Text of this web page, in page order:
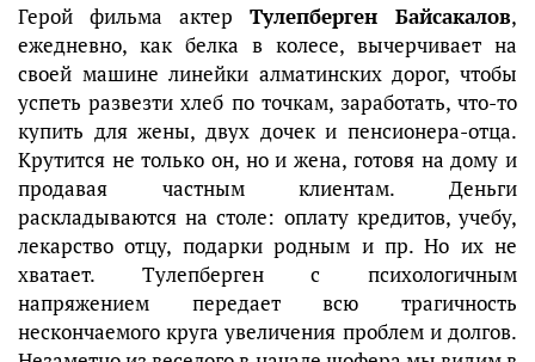
Герой фильма актер Тулепберген Байсакалов,
ежедневно, как белка в колесе, вычерчивает на
своей машине линейки алматинских дорог, чтобы
успеть развезти хлеб по точкам, заработать, что-то
купить для жены, двух дочек и пенсионера-отца.
Крутится не только он, но и жена, готовя на дому и
продавая частным клиентам. Деньги
раскладываются на столе: оплату кредитов, учебу,
лекарство отцу, подарки родным и пр. Но их не
хватает. Тулепберген с психологичным
напряжением передает всю трагичность
нескончаемого круга увеличения проблем и долгов.